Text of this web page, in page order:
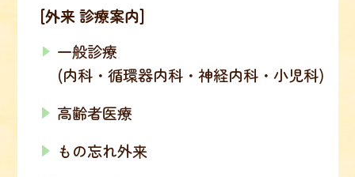
[外来 診療案内]
一般診療
(内科・循環器内科・神経内科・小児科)
高齢者医療
もの忘れ外来